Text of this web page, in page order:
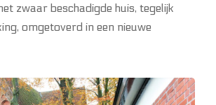
zwaar beschadigde huis, tegelijk
omgetoverd in een nieuwe